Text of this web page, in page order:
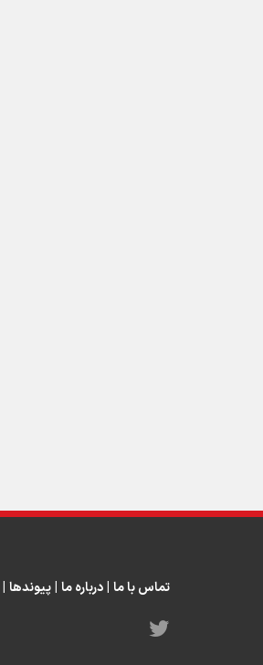
تماس با ما درباره ما پیوندها